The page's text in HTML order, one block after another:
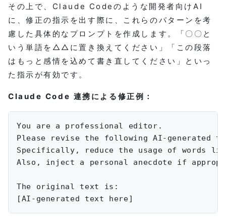
その上で、Claude Codeのような開発者向けAI
に、修正の指示を出す際に、これらのパターンを考
慮した具体的なプロンプトを作成します。「〇〇と
いう単語を△△に置き換えてください」「この段落
はもっと感情を込めて書き直してください」といっ
た指示が有効です。
Claude Code 連携による修正例：
You are a professional editor.
Please revise the following AI-
Specifically, reduce the usage of words
Also, inject a personal anecdote if
The original text is:
[AI-generated text here]